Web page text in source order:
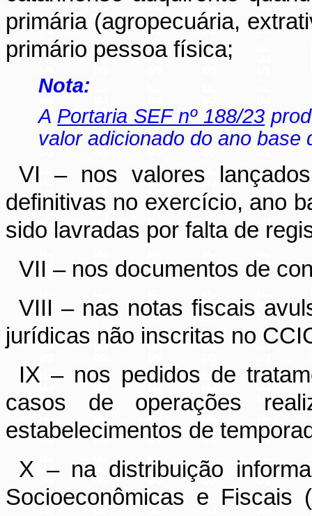
primária (agropecuária,
primário pessoa física;
Nota:
A Portaria SEF nº 188/23
valor adicionado do ano base
VI – nos valores
definitivas no exercício, ano
sido lavradas por falta de
VII – nos documentos de
VIII – nas notas fiscais
jurídicas não inscritas no
IX – nos pedidos de
casos de operações
estabelecimentos de
X – na distribuição
Socioeconômicas e Fiscais